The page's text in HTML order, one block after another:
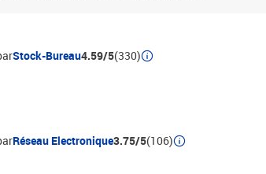
Stock-Bureau4.59/5(330)
Réseau Electronique3.75/5(106)